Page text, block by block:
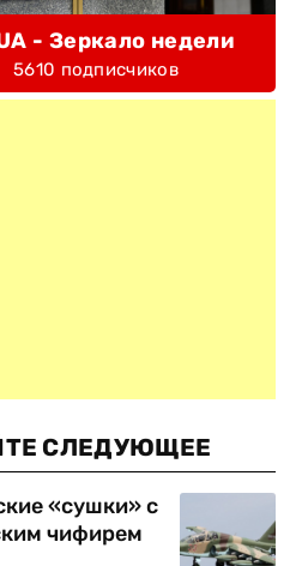
- Зеркало недели
5610 подписчиков
СЛЕДУЮЩЕЕ
«сушки» с
чифирем